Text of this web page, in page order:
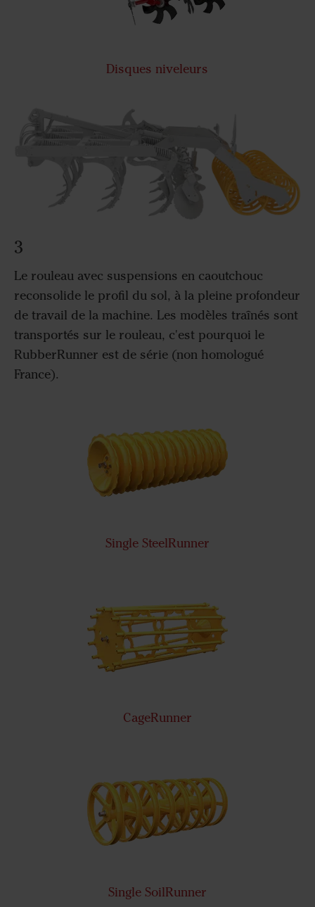
Disques niveleurs
3
Le rouleau avec suspensions en caoutchouc
reconsolide le profil du sol, à la pleine profondeur
de travail de la machine. Les modèles traînés sont
transportés sur le rouleau, c'est pourquoi le
RubberRunner est de série (non homologué
France).
Single SteelRunner
CageRunner
Single SoilRunner